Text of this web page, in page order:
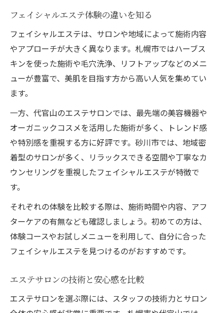
フェイシャルエステ体験の違いを知る
フェイシャルエステは、サロンや地域によって施術内容
やアプローチが大きく異なります。札幌市ではハーブス
キンを使った施術や毛穴洗浄、リフトアップなどのメニ
ューが豊富で、美肌を目指す方から高い人気を集めてい
ます。
一方、代官山のエステサロンでは、最先端の美容機器や
オーガニックコスメを活用した施術が多く、トレンド感
や特別感を重視する方に好評です。砂川市では、地域密
着型のサロンが多く、リラックスできる空間や丁寧なカ
ウンセリングを重視したフェイシャルエステが特徴で
す。
それぞれの体験を比較する際は、施術時間や内容、アフ
ターケアの有無なども確認しましょう。初めての方は、
体験コースやお試しメニューを利用して、自分に合った
フェイシャルエステを見つけるのがおすすめです。
エステサロンの技術と安心感を比較
エステサロンを選ぶ際には、スタッフの技術力とサロン